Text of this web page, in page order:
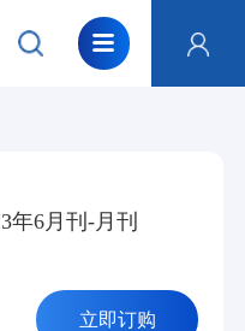
年6月刊-月刊
立即订购